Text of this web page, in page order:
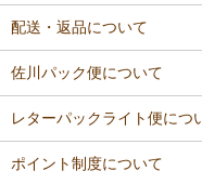
配送・返品について
佐川パック便について
レターパックライト便につ
ポイント制度について